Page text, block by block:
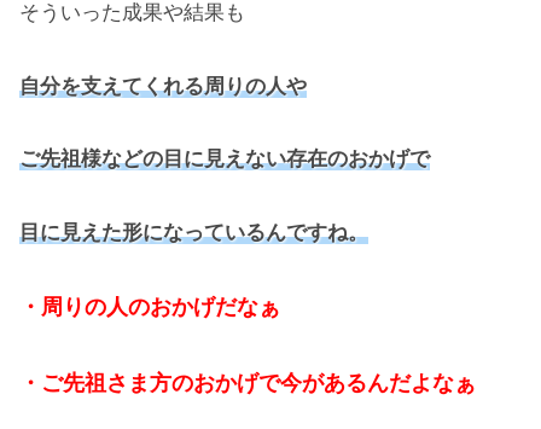
そういった成果や結果も
自分を支えてくれる周りの人や
ご先祖様などの目に見えない存在のおかげで
目に見えた形になっているんですね。
・周りの人のおかげだなぁ
・ご先祖さま方のおかげで今があるんだよなぁ